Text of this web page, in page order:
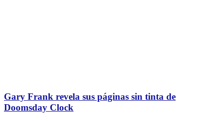
Gary Frank revela sus páginas sin tinta de
Doomsday Clock